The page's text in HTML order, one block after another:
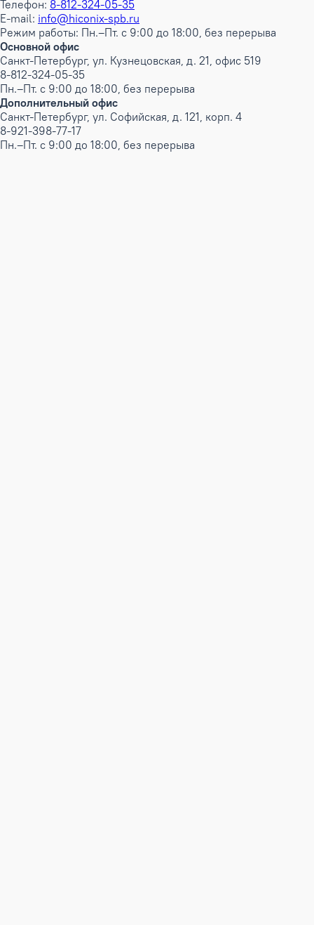
Телефон: 8-812-324-05-35
E-mail: info@hiconix-spb.ru
Режим работы: Пн.–Пт. с 9:00 до 18:00, без перерыва
Основной офис
Санкт-Петербург, ул. Кузнецовская, д. 21, офис 519
8-812-324-05-35
Пн.–Пт. с 9:00 до 18:00, без перерыва
Дополнительный офис
Санкт-Петербург, ул. Софийская, д. 121, корп. 4
8-921-398-77-17
Пн.–Пт. с 9:00 до 18:00, без перерыва